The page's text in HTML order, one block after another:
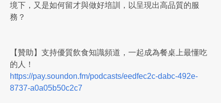
境下，又是如何留才與做好培訓，以呈現出高品質的服
務？
【贊助】支持優質飲食知識頻道，一起成為餐桌上最懂吃
的人！
https://pay.soundon.fm/podcasts/eedfec2c-dabc-492e-
8737-a0a05b50c2c7